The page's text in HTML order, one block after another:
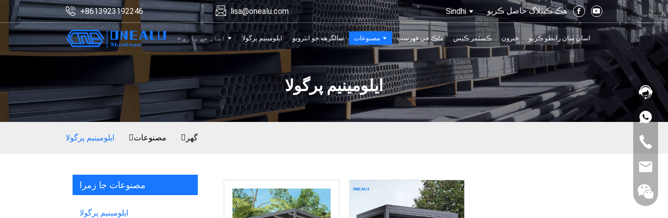
+8613923192246 lisa@onealu.com Sindhi هڪ ڪيٽلاگ حاصل ڪريو
اسان جي باري ۾ ايلومينيم پرگولا سالگرهه جو انٽرويو مصنوعات ملڪ جي فهرست ڪسٽمر ڪيس خبرون اسان سان رابطو ڪريو
ايلومينيم پرگولا
گھر مصنوعات ايلومينيم پرگولا
مصنوعات جا زمرا
ايلومينيم پرگولا